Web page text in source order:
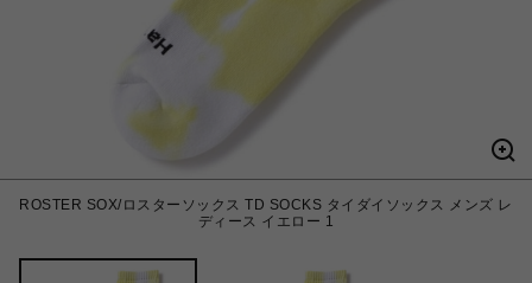
ROSTER SOX/ロスターソックス TD SOCKS タイダイソックス メンズ レ
ディース イエロー 1